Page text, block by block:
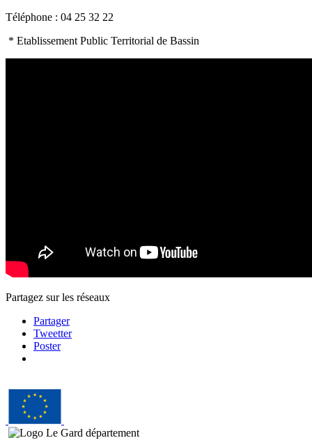
Téléphone : 04 25 32 22
* Etablissement Public Territorial de Bassin
Partagez sur les réseaux
Partager
Tweetter
Poster